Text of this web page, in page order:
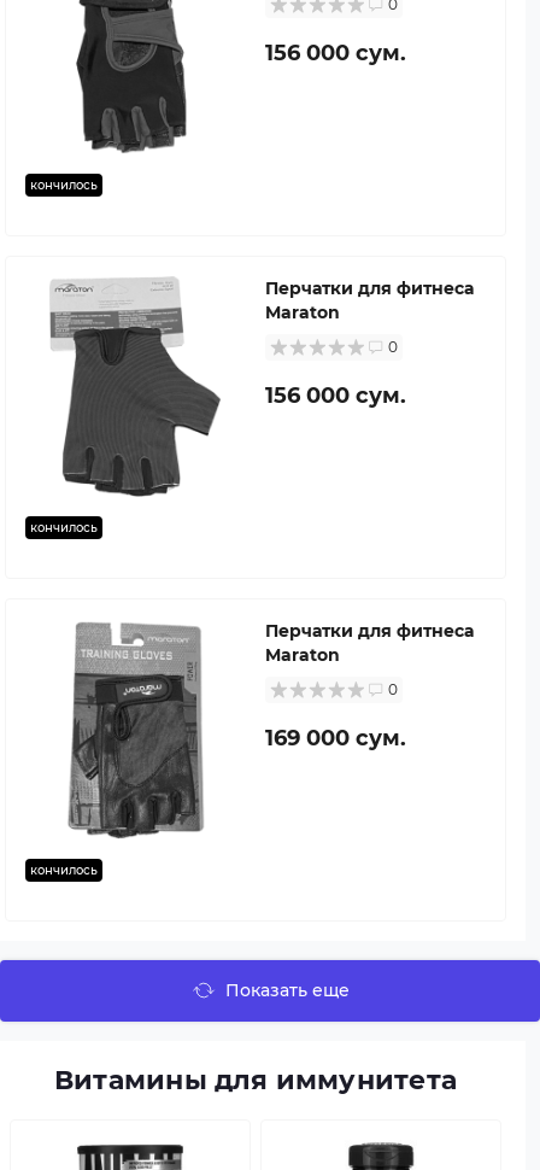
кончилось
0
156 000 сум.
кончилось
Перчатки для фитнеса
Maraton
0
156 000 сум.
кончилось
Перчатки для фитнеса
Maraton
0
169 000 сум.
Показать еще
Витамины для иммунитета